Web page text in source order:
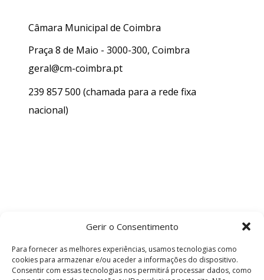
Gerir o Consentimento
Para fornecer as melhores experiências, usamos tecnologias como
cookies para armazenar e/ou aceder a informações do dispositivo.
Consentir com essas tecnologias nos permitirá processar dados, como
Câmara Municipal de Coimbra
Praça 8 de Maio - 3000-300, Coimbra
geral@cm-coimbra.pt
239 857 500 (chamada para a rede fixa
nacional)